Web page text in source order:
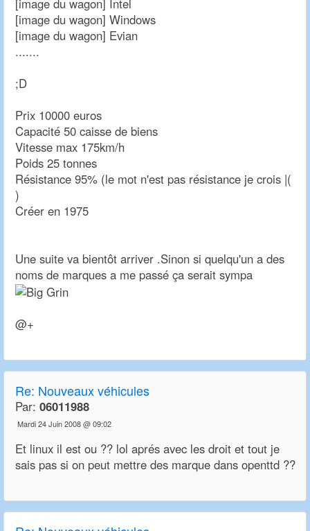
[image du wagon] Intel
[image du wagon] Windows
[image du wagon] Evian
.......
;D
Prix 10000 euros
Capacité 50 caisse de biens
Vitesse max 175km/h
Poids 25 tonnes
Résistance 95% (le mot n'est pas résistance je crois |(
)
Créer en 1975
Une suite va bientôt arriver .Sinon si quelqu'un a des
noms de marques a me passé ça serait sympa
@+
Re: Nouveaux véhicules
Par: 06011988
Mardi 24 Juin 2008 @ 09:02
Et linux il est ou ?? lol aprés avec les droit et tout je
sais pas si on peut mettre des marque dans openttd ??